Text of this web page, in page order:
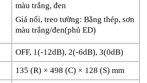
màu trắng, đen
Giá nối, treo tường: Bằng thép, sơn
màu trắng/đen(phủ ED)
OFF, 1(-12dB), 2(-6dB), 3(0dB)
135 (R) × 498 (C) × 128 (S) mm